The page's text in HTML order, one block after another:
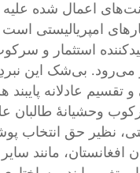
اعمال شده علیه
امپریالیستی
استثمار و
بی‌شک این نبردِ
تقسیم عادلانه
وحشیانهٔ طالبان
نظیر حق انتخاب
افغانستان، مانند